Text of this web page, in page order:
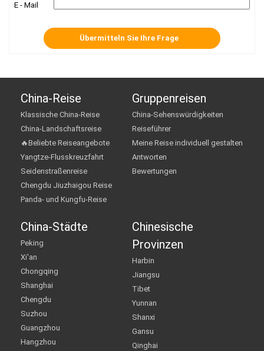
E - Mail
China-Reise
Klassische China-Reise
China-Landschaftsreise
🔥Beliebte Reiseangebote
Yangtze-Flusskreuzfahrt
Seidenstraßenreise
Chengdu Jiuzhaigou Reise
Panda- und Kungfu-Reise
Gruppenreisen
China-Sehenswürdigkeiten
Reiseführer
Meine Reise individuell gestalten
Antworten
Bewertungen
China-Städte
Peking
Xi'an
Chongqing
Shanghai
Chengdu
Suzhou
Guangzhou
Hangzhou
Chinesische
Provinzen
Harbin
Jiangsu
Tibet
Yunnan
Shanxi
Gansu
Qinghai